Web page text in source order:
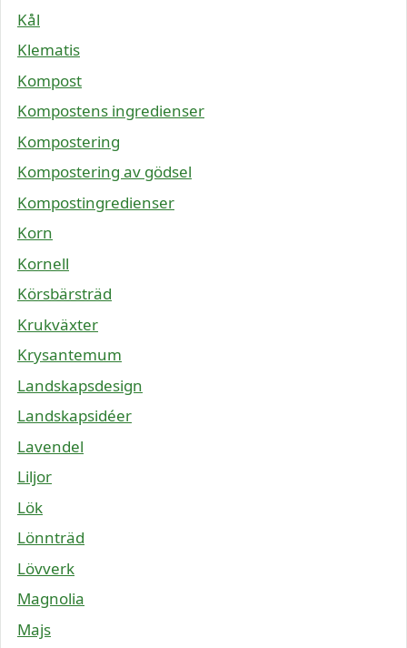
Kål
Klematis
Kompost
Kompostens ingredienser
Kompostering
Kompostering av gödsel
Kompostingredienser
Korn
Kornell
Körsbärsträd
Krukväxter
Krysantemum
Landskapsdesign
Landskapsidéer
Lavendel
Liljor
Lök
Lönnträd
Lövverk
Magnolia
Majs